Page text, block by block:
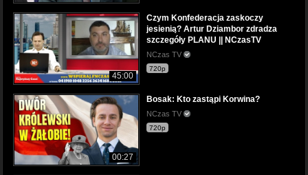
45:00
Czym Konfederacja zaskoczy
jesienią? Artur Dziambor zdradza
szczegóły PLANU || NCzasTV
NCzas TV
720p
00:27
Bosak: Kto zastąpi Korwina?
NCzas TV
720p